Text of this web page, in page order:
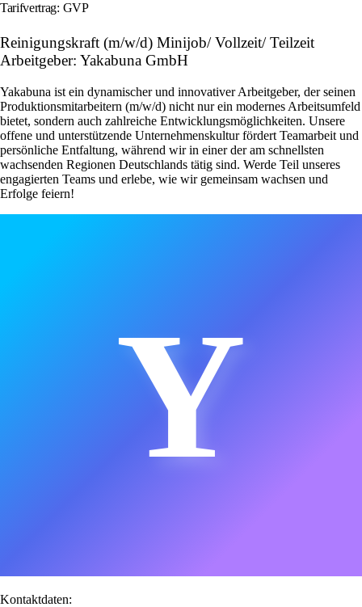
Tarifvertrag: GVP
Reinigungskraft (m/w/d) Minijob/ Vollzeit/ Teilzeit
Arbeitgeber: Yakabuna GmbH
Yakabuna ist ein dynamischer und innovativer Arbeitgeber, der seinen
Produktionsmitarbeitern (m/w/d) nicht nur ein modernes Arbeitsumfeld
bietet, sondern auch zahlreiche Entwicklungsmöglichkeiten. Unsere
offene und unterstützende Unternehmenskultur fördert Teamarbeit und
persönliche Entfaltung, während wir in einer der am schnellsten
wachsenden Regionen Deutschlands tätig sind. Werde Teil unseres
engagierten Teams und erlebe, wie wir gemeinsam wachsen und
Erfolge feiern!
Y
Kontaktdaten: